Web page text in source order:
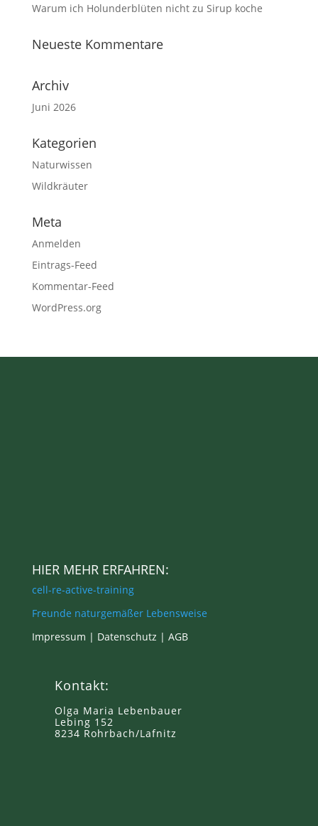
Warum ich Holunderblüten nicht zu Sirup koche
Neueste Kommentare
Archiv
Juni 2026
Kategorien
Naturwissen
Wildkräuter
Meta
Anmelden
Eintrags-Feed
Kommentar-Feed
WordPress.org
HIER MEHR ERFAHREN:
cell-re-active-training
Freunde naturgemäßer Lebensweise
Impressum | Datenschutz | AGB
Kontakt:
Olga Maria Lebenbauer
Lebing 152
8234 Rohrbach/Lafnitz